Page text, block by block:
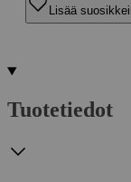
Lisää
Tuotetiedot